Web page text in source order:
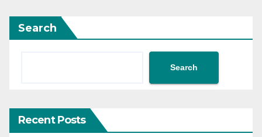
Search
Search
Recent Posts